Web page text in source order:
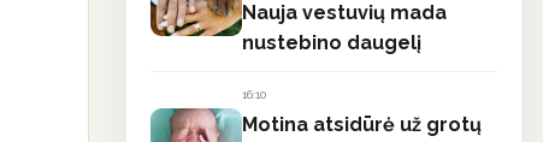
Nauja vestuvių mada
nustebino daugelį
16:10
Motina atsidūrė už grotų